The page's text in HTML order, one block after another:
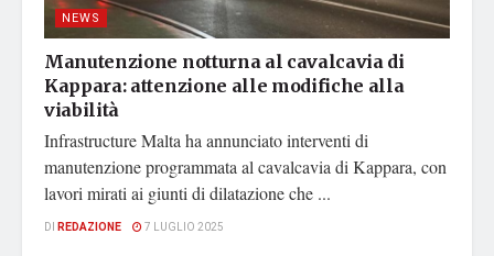
NEWS
Manutenzione notturna al cavalcavia di
Kappara: attenzione alle modifiche alla
viabilità
Infrastructure Malta ha annunciato interventi di
manutenzione programmata al cavalcavia di Kappara, con
lavori mirati ai giunti di dilatazione che ...
DI REDAZIONE 7 LUGLIO 2025